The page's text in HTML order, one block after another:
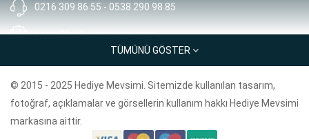
0216 309 86 55 - 0538 290 98 85
satis@hediyemevsimi.com
BİLGİLER
TÜMÜNÜ GÖSTER
© 2015 - 2025 Hediye Mevsimi. Sitemizde kullanılan tasarım,
fotoğraf, açıklamalar ve görsellerin kullanım hakkı Hediye Mevsimi
markasına aittir.